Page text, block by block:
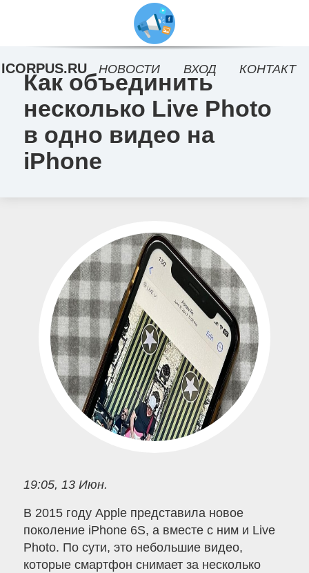
Как объединить
несколько Live Photo
в одно видео на
iPhone
19:05, 13 Июн.
В 2015 году Apple представила новое
поколение iPhone 6S, а вместе с ним и Live
Photo. По сути, это небольшие видео,
которые смартфон снимает за несколько
ICORPUS.RU НОВОСТИ ВХОД КОНТАКТ